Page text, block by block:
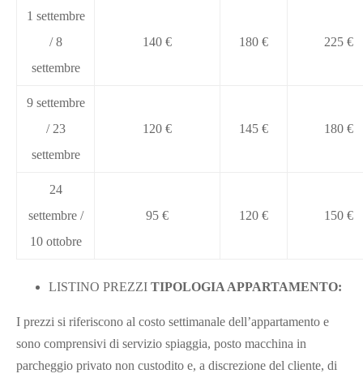
1 settembre
/ 8
settembre
140 € 180 € 225 €
9 settembre
/ 23
settembre
120 € 145 € 180 €
24
settembre /
10 ottobre
95 € 120 € 150 €
LISTINO PREZZI TIPOLOGIA APPARTAMENTO:
I prezzi si riferiscono al costo settimanale dell’appartamento e
sono comprensivi di servizio spiaggia, posto macchina in
parcheggio privato non custodito e, a discrezione del cliente, di